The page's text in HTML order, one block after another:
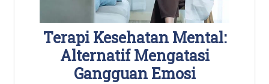
Terapi Kesehatan Mental:
Alternatif Mengatasi
Gangguan Emosi